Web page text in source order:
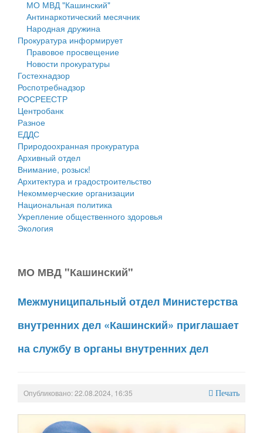
Правила землепользования и застройки
Генеральные планы
Проекты планировки территории
Собрание депутатов
Городское поселение
Сельские поселения
МО МВД "Кашинский"
Антинаркотический месячник
Народная дружина
Прокуратура информирует
Правовое просвещение
Новости прокуратуры
Гостехнадзор
Роспотребнадзор
РОСРЕЕСТР
Центробанк
Разное
ЕДДС
Природоохранная прокуратура
Архивный отдел
Внимание, розыск!
Архитектура и градостроительство
Некоммерческие организации
Национальная политика
Укрепление общественного здоровья
Экология
МО МВД "Кашинский"
Межмуниципальный отдел Министерства
внутренних дел «Кашинский» приглашает
на службу в органы внутренних дел
Опубликовано: 22.08.2024, 16:35 Печать